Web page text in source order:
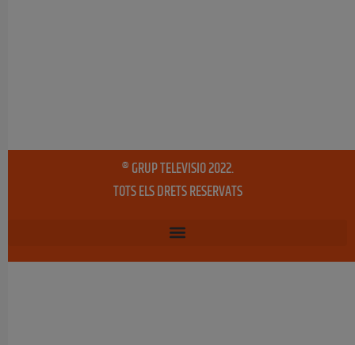
® GRUP TELEVISIO 2022.
TOTS ELS DRETS RESERVATS